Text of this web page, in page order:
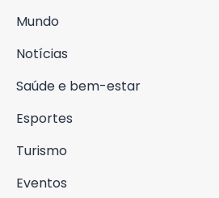
Mundo
Notícias
Saúde e bem-estar
Esportes
Turismo
Eventos